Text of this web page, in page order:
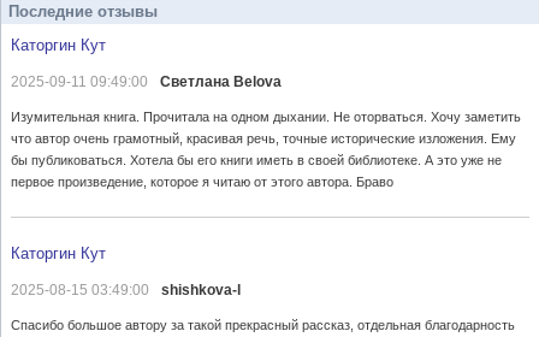
Последние отзывы
Каторгин Кут
2025-09-11 09:49:00 Светлана Belova
Изумительная книга. Прочитала на одном дыхании. Не оторваться. Хочу заметить
что автор очень грамотный, красивая речь, точные исторические изложения. Ему
бы публиковаться. Хотела бы его книги иметь в своей библиотеке. А это уже не
первое произведение, которое я читаю от этого автора. Браво
Каторгин Кут
2025-08-15 03:49:00 shishkova-l
Спасибо большое автору за такой прекрасный рассказ, отдельная благодарность